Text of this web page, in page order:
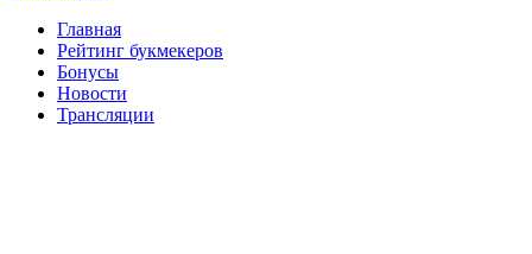
Главная
Рейтинг букмекеров
Бонусы
Новости
Трансляции